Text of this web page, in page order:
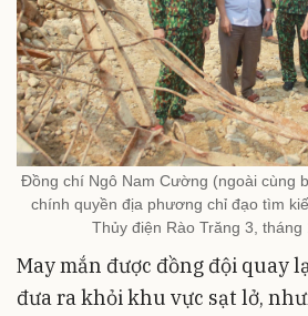
Đồng chí Ngô Nam Cường (ngoài cùng
chính quyền địa phương chỉ đạo tìm
Thủy điện Rào Trăng 3, tháng
May mắn được đồng đội quay
đưa ra khỏi khu vực sạt lở,